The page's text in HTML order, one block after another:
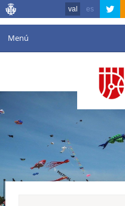
val es
Menú
Agenda
Instal·lacions
Comunicació
València en esport